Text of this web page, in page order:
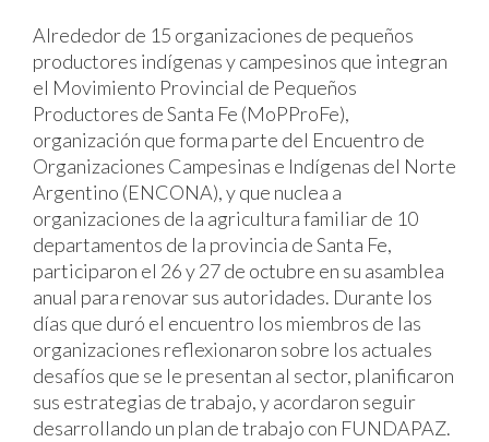
Alrededor de 15 organizaciones de pequeños
productores indígenas y campesinos que integran
el Movimiento Provincial de Pequeños
Productores de Santa Fe (MoPProFe),
organización que forma parte del Encuentro de
Organizaciones Campesinas e Indígenas del Norte
Argentino (ENCONA), y que nuclea a
organizaciones de la agricultura familiar de 10
departamentos de la provincia de Santa Fe,
participaron el 26 y 27 de octubre en su asamblea
anual para renovar sus autoridades. Durante los
días que duró el encuentro los miembros de las
organizaciones reflexionaron sobre los actuales
desafíos que se le presentan al sector, planificaron
sus estrategias de trabajo, y acordaron seguir
desarrollando un plan de trabajo con FUNDAPAZ.